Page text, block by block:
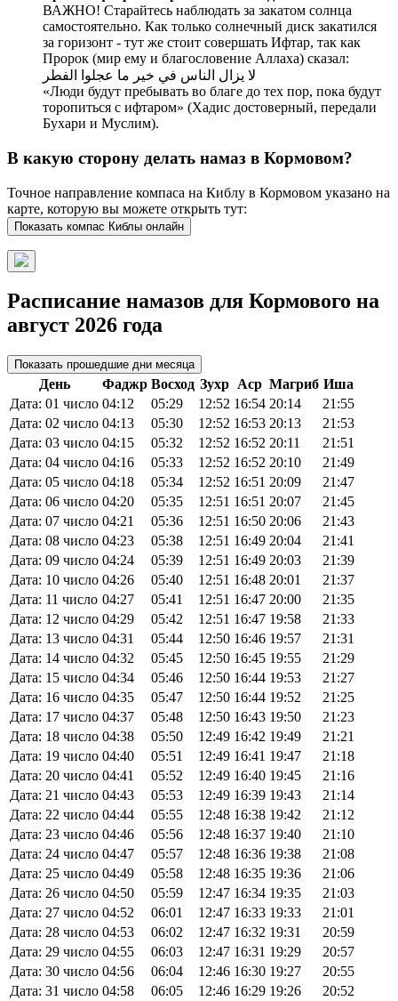
ВАЖНО! Старайтесь наблюдать за закатом солнца
самостоятельно. Как только солнечный диск закатился
за горизонт - тут же стоит совершать Ифтар, так как
Пророк (мир ему и благословение Аллаха) сказал:
لا يزال الناس في خير ما عجلوا الفطر
«Люди будут пребывать во благе до тех пор, пока будут
торопиться с ифтаром» (Хадис достоверный, передали
Бухари и Муслим).
В какую сторону делать намаз в Кормовом?
Точное направление компаса на Киблу в Кормовом указано на
карте, которую вы можете открыть тут:
Показать компас Киблы онлайн
Расписание намазов для Кормового на
август 2026 года
Показать прошедшие дни месяца
День Фаджр Восход Зухр Аср Магриб Иша
Дата: 01 число 04:12 05:29 12:52 16:54 20:14
21:55
Дата: 02 число 04:13 05:30 12:52 16:53 20:13
21:53
Дата: 03 число 04:15 05:32 12:52 16:52 20:11
21:51
Дата: 04 число 04:16 05:33 12:52 16:52 20:10
21:49
Дата: 05 число 04:18 05:34 12:52 16:51 20:09
21:47
Дата: 06 число 04:20 05:35 12:51 16:51 20:07
21:45
Дата: 07 число 04:21 05:36 12:51 16:50 20:06
21:43
Дата: 08 число 04:23 05:38 12:51 16:49 20:04
21:41
Дата: 09 число 04:24 05:39 12:51 16:49 20:03
21:39
Дата: 10 число 04:26 05:40 12:51 16:48 20:01
21:37
Дата: 11 число 04:27 05:41 12:51 16:47 20:00
21:35
Дата: 12 число 04:29 05:42 12:51 16:47 19:58
21:33
Дата: 13 число 04:31 05:44 12:50 16:46 19:57
21:31
Дата: 14 число 04:32 05:45 12:50 16:45 19:55
21:29
Дата: 15 число 04:34 05:46 12:50 16:44 19:53
21:27
Дата: 16 число 04:35 05:47 12:50 16:44 19:52
21:25
Дата: 17 число 04:37 05:48 12:50 16:43 19:50
21:23
Дата: 18 число 04:38 05:50 12:49 16:42 19:49
21:21
Дата: 19 число 04:40 05:51 12:49 16:41 19:47
21:18
Дата: 20 число 04:41 05:52 12:49 16:40 19:45
21:16
Дата: 21 число 04:43 05:53 12:49 16:39 19:43
21:14
Дата: 22 число 04:44 05:55 12:48 16:38 19:42
21:12
Дата: 23 число 04:46 05:56 12:48 16:37 19:40
21:10
Дата: 24 число 04:47 05:57 12:48 16:36 19:38
21:08
Дата: 25 число 04:49 05:58 12:48 16:35 19:36
21:06
Дата: 26 число 04:50 05:59 12:47 16:34 19:35
21:03
Дата: 27 число 04:52 06:01 12:47 16:33 19:33
21:01
Дата: 28 число 04:53 06:02 12:47 16:32 19:31
20:59
Дата: 29 число 04:55 06:03 12:47 16:31 19:29
20:57
Дата: 30 число 04:56 06:04 12:46 16:30 19:27
20:55
Дата: 31 число 04:58 06:05 12:46 16:29 19:26
20:52